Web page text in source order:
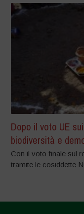
Dopo il voto UE
biodiversità e
Con il voto finale sul
tramite le cosiddette